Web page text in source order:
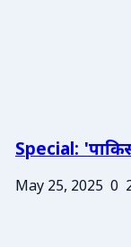
Special:
May 25, 2025 0